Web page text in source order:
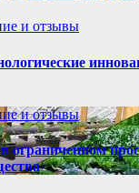
и отзывы
и отзывы
ограниченном